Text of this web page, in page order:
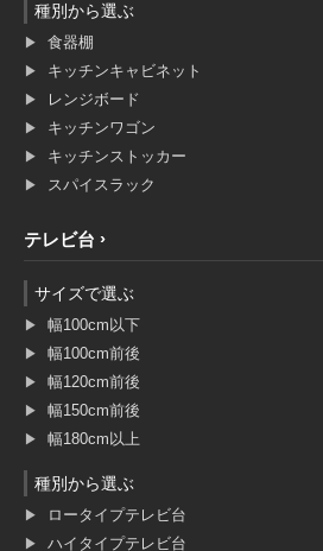
種別から選ぶ
食器棚
キッチンキャビネット
レンジボード
キッチンワゴン
キッチンストッカー
スパイスラック
テレビ台
サイズで選ぶ
幅100cm以下
幅100cm前後
幅120cm前後
幅150cm前後
幅180cm以上
種別から選ぶ
ロータイプテレビ台
ハイタイプテレビ台